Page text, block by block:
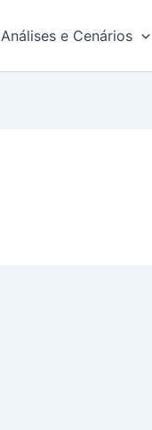
Análises e Cenários